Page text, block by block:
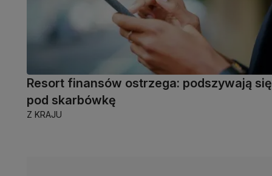
Resort finansów ostrzega: podszywają się
pod skarbówkę
Z KRAJU